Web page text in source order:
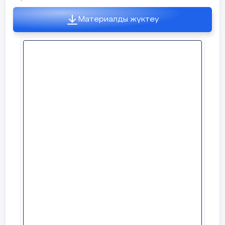
шыршалар арасында мекен етеді. Қонжық
Мишек бүгін сендерді қонаққа
шақырыпты.Мишекке бару үшін орманға
-Балалар бүгін ерекше
көп қонақтар
қонақтармен
Материалды жүктеу